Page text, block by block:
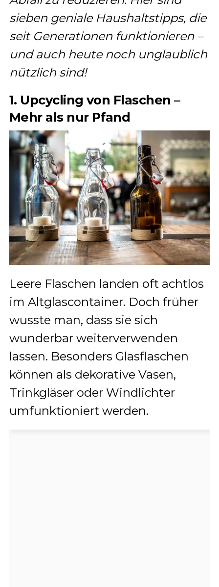
sieben geniale Haushaltstipps, die
seit Generationen funktionieren –
und auch heute noch unglaublich
nützlich sind!
1. Upcycling von Flaschen –
Mehr als nur Pfand
Leere Flaschen landen oft achtlos
im Altglascontainer. Doch früher
wusste man, dass sie sich
wunderbar weiterverwenden
lassen. Besonders Glasflaschen
können als dekorative Vasen,
Trinkgläser oder Windlichter
umfunktioniert werden.